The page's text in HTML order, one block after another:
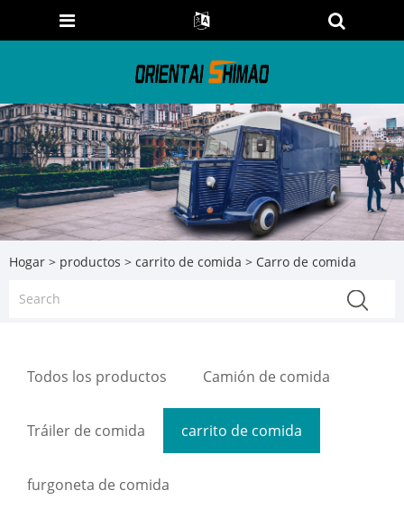
Hogar > productos > carrito de comida > Carro de comida
Todos los productos Camión de comida
Tráiler de comida carrito de comida
furgoneta de comida